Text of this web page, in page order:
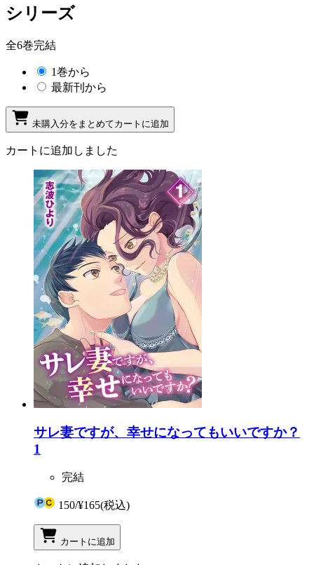
シリーズ
全6巻完結
1巻から
最新刊から
未購入分をまとめてカートに追加
カートに追加しました
サレ妻ですが、幸せになってもいいですか？
1
完結
150/¥165(税込)
カートに追加